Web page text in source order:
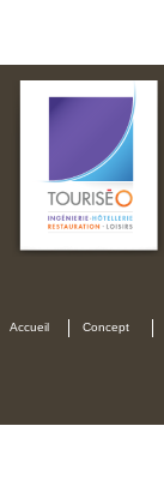
Accueil Concept